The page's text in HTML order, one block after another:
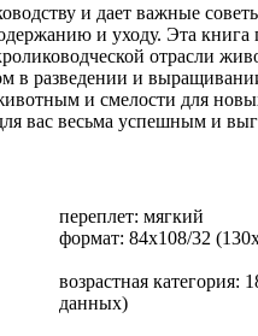
и дает важные
и уходу. Эта
отрасли
в разведении и
и смелости для
вас весьма успешным и
переплет: мягкий
формат: 84x108/32
возрастная категория:
данных)